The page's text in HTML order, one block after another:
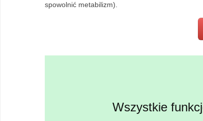
spowolnić metabilizm).
Wszystkie